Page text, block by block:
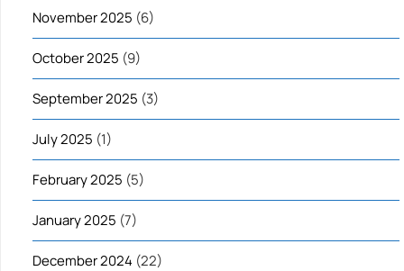
November 2025 (6)
October 2025 (9)
September 2025 (3)
July 2025 (1)
February 2025 (5)
January 2025 (7)
December 2024 (22)